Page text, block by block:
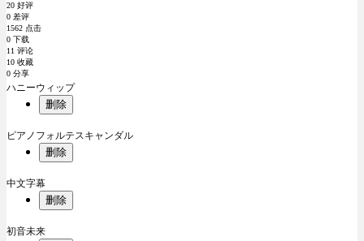
20 好评
0 差评
1562 点击
0 下载
11 评论
10 收藏
0 分享
ハニーウィップ
删除
ピアノフォルテスキャンダル
删除
中文字幕
删除
初音未来